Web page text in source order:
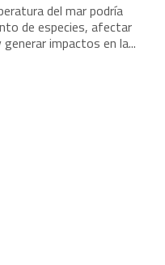
del mar podría
de especies, afectar
impactos en la...